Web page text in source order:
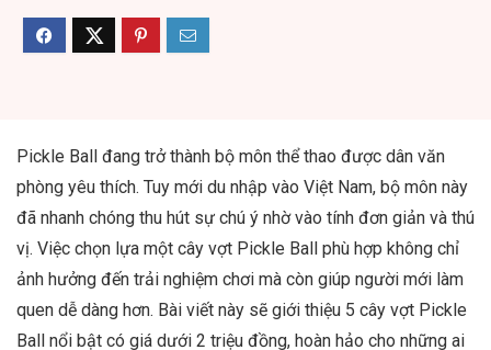
Pickle Ball đang trở thành bộ môn thể thao được dân văn
phòng yêu thích. Tuy mới du nhập vào Việt Nam, bộ môn này
đã nhanh chóng thu hút sự chú ý nhờ vào tính đơn giản và thú
vị. Việc chọn lựa một cây vợt Pickle Ball phù hợp không chỉ
ảnh hưởng đến trải nghiệm chơi mà còn giúp người mới làm
quen dễ dàng hơn. Bài viết này sẽ giới thiệu 5 cây vợt Pickle
Ball nổi bật có giá dưới 2 triệu đồng, hoàn hảo cho những ai